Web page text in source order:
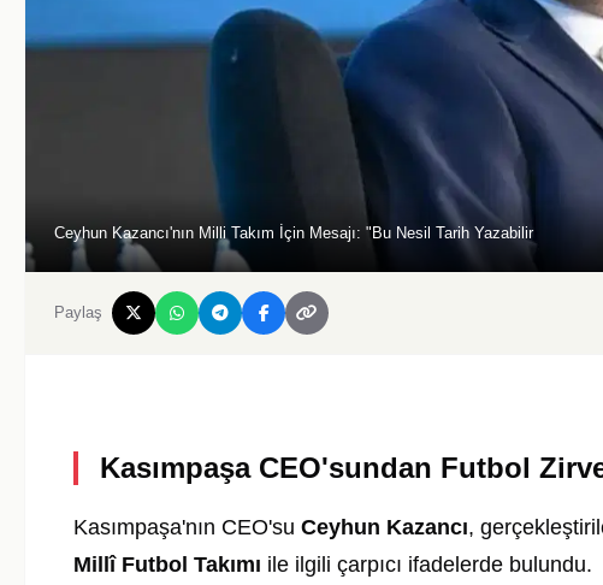
Ceyhun Kazancı'nın Milli Takım İçin Mesajı: "Bu Nesil Tarih Yazabilir
Paylaş
Kasımpaşa CEO'sundan Futbol
Kasımpaşa'nın CEO'su Ceyhun Kazancı,
Millî Futbol Takımı ile ilgili çarpıcı ifadelerde bulundu.